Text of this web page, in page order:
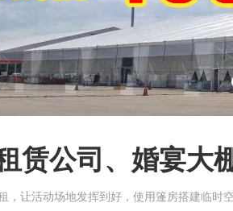
赁公司、婚宴大
，让活动场地发挥到好，使用篷房搭建临时